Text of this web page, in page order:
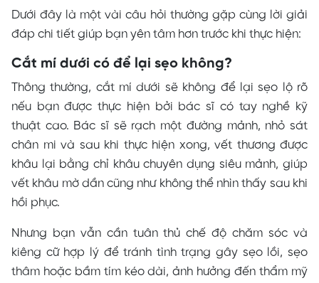
Dưới đây là một vài câu hỏi thường gặp cùng lời giải
đáp chi tiết giúp bạn yên tâm hơn trước khi thực hiện:
Cắt mí dưới có để lại sẹo không?
Thông thường, cắt mí dưới sẽ không để lại sẹo lộ rõ
nếu bạn được thực hiện bởi bác sĩ có tay nghề kỹ
thuật cao. Bác sĩ sẽ rạch một đường mảnh, nhỏ sát
chân mi và sau khi thực hiện xong, vết thương được
khâu lại bằng chỉ khâu chuyên dụng siêu mảnh, giúp
vết khâu mờ dần cũng như không thể nhìn thấy sau khi
hồi phục.
Nhưng bạn vẫn cần tuân thủ chế độ chăm sóc và
kiêng cữ hợp lý để tránh tình trạng gây sẹo lồi, sẹo
thâm hoặc bầm tím kéo dài, ảnh hưởng đến thẩm mỹ